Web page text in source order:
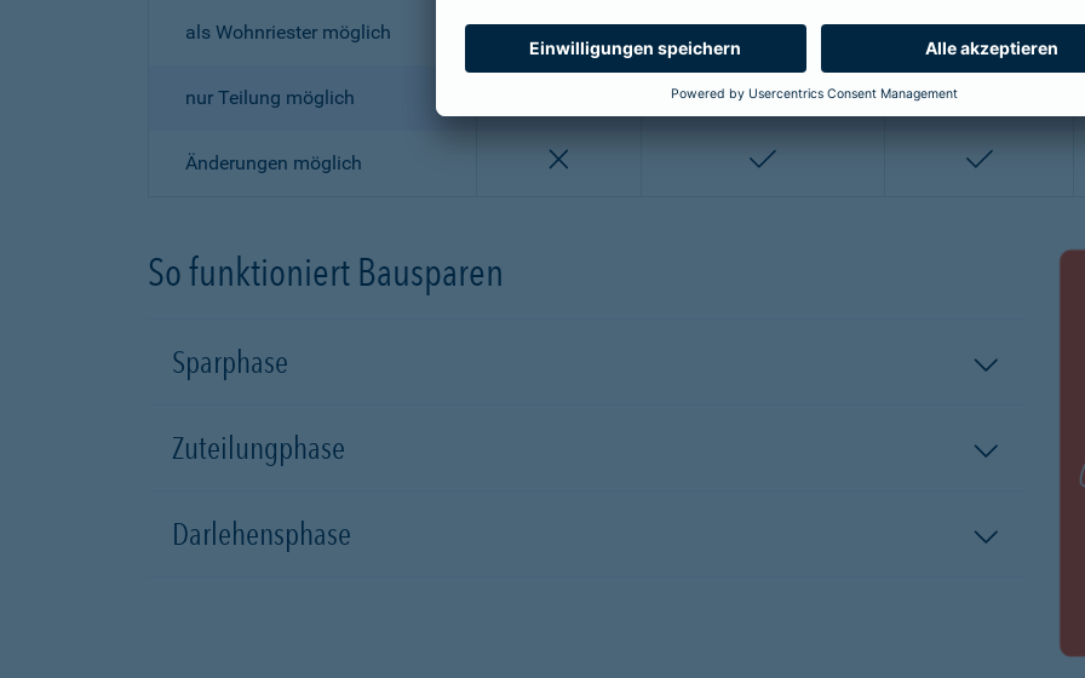
als Wohnriester möglich nicht enthalten nicht enthalten enthalten
nur Teilung möglich nicht enthalten
Änderungen möglich enthalten enthalten
So funktioniert Bausparen
Sparphase
Zuteilungphase
Darlehensphase